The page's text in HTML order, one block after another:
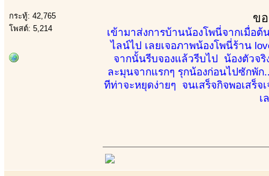
กระทู้: 42,765
โพสต์: 5,214
ข
เข้ามาส่งการบ้านน้องโพนี่จากเมื่อ
ไลน์ไป เลยเจอภาพน้องโพนี่ร้าน
จากนั้นรีบจองแล้วรีบไป น้องตัวจ
ละมุนจากแรกๆ รุกน้องก่อนไปซักพัก
ทีท่าจะหยุดง่ายๆ จนเสร็จกิจพอเสร็จ
เ